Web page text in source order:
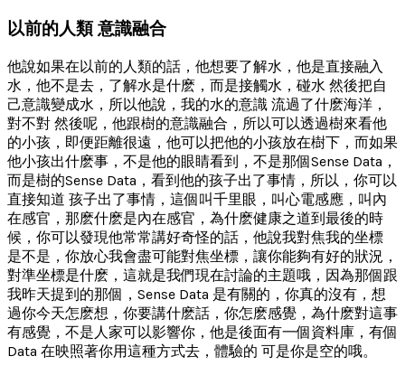
以前的人類 意識融合
他說如果在以前的人類的話，他想要了解水，他是直接融入
水，他不是去，了解水是什麽，而是接觸水，碰水 然後把自
己意識變成水，所以他說，我的水的意識 流過了什麽海洋，
對不對 然後呢，他跟樹的意識融合，所以可以透過樹來看他
的小孩，即便距離很遠，他可以把他的小孩放在樹下，而如果
他小孩出什麽事，不是他的眼睛看到，不是那個Sense Data，
而是樹的Sense Data，看到他的孩子出了事情，所以，你可以
直接知道 孩子出了事情，這個叫千里眼，叫心電感應，叫內
在感官，那麽什麽是內在感官，為什麽健康之道到最後的時
候，你可以發現他常常講好奇怪的話，他說我對焦我的坐標
是不是，你放心我會盡可能對焦坐標，讓你能夠有好的狀況，
對準坐標是什麽，這就是我們現在討論的主題哦，因為那個跟
我昨天提到的那個，Sense Data 是有關的，你真的沒有，想
過你今天怎麽想，你要講什麽話，你怎麽感覺，為什麽對這事
有感覺，不是人家可以影響你，他是後面有一個資料庫，有個
Data 在映照著你用這種方式去，體驗的 可是你是空的哦。